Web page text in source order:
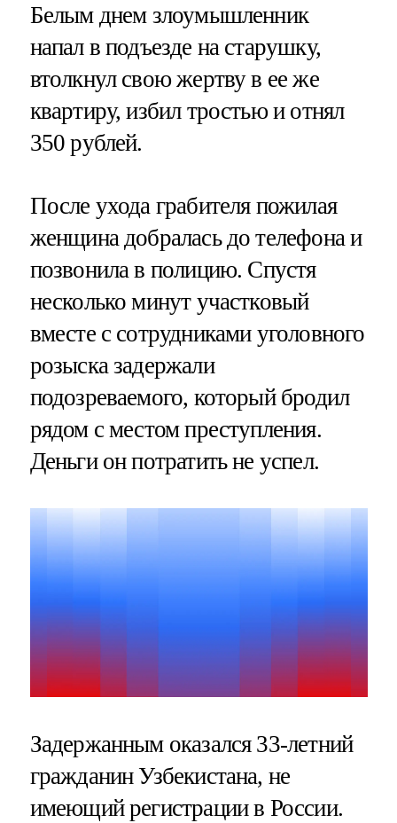
Белым днем злоумышленник
напал в подъезде на старушку,
втолкнул свою жертву в ее же
квартиру, избил тростью и отнял
350 рублей.
После ухода грабителя пожилая
женщина добралась до телефона и
позвонила в полицию. Спустя
несколько минут участковый
вместе с сотрудниками уголовного
розыска задержали
подозреваемого, который бродил
рядом с местом преступления.
Деньги он потратить не успел.
Задержанным оказался 33-летний
гражданин Узбекистана, не
имеющий регистрации в России.